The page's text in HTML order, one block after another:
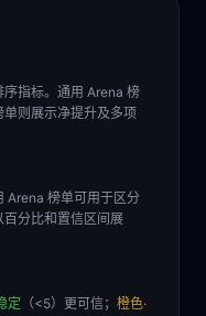
指标。通用 Arena 榜
则展示净提升及多项
Arena 榜单可用于区分
分比和置信区间展
定 （<5）更可信； 橙色·